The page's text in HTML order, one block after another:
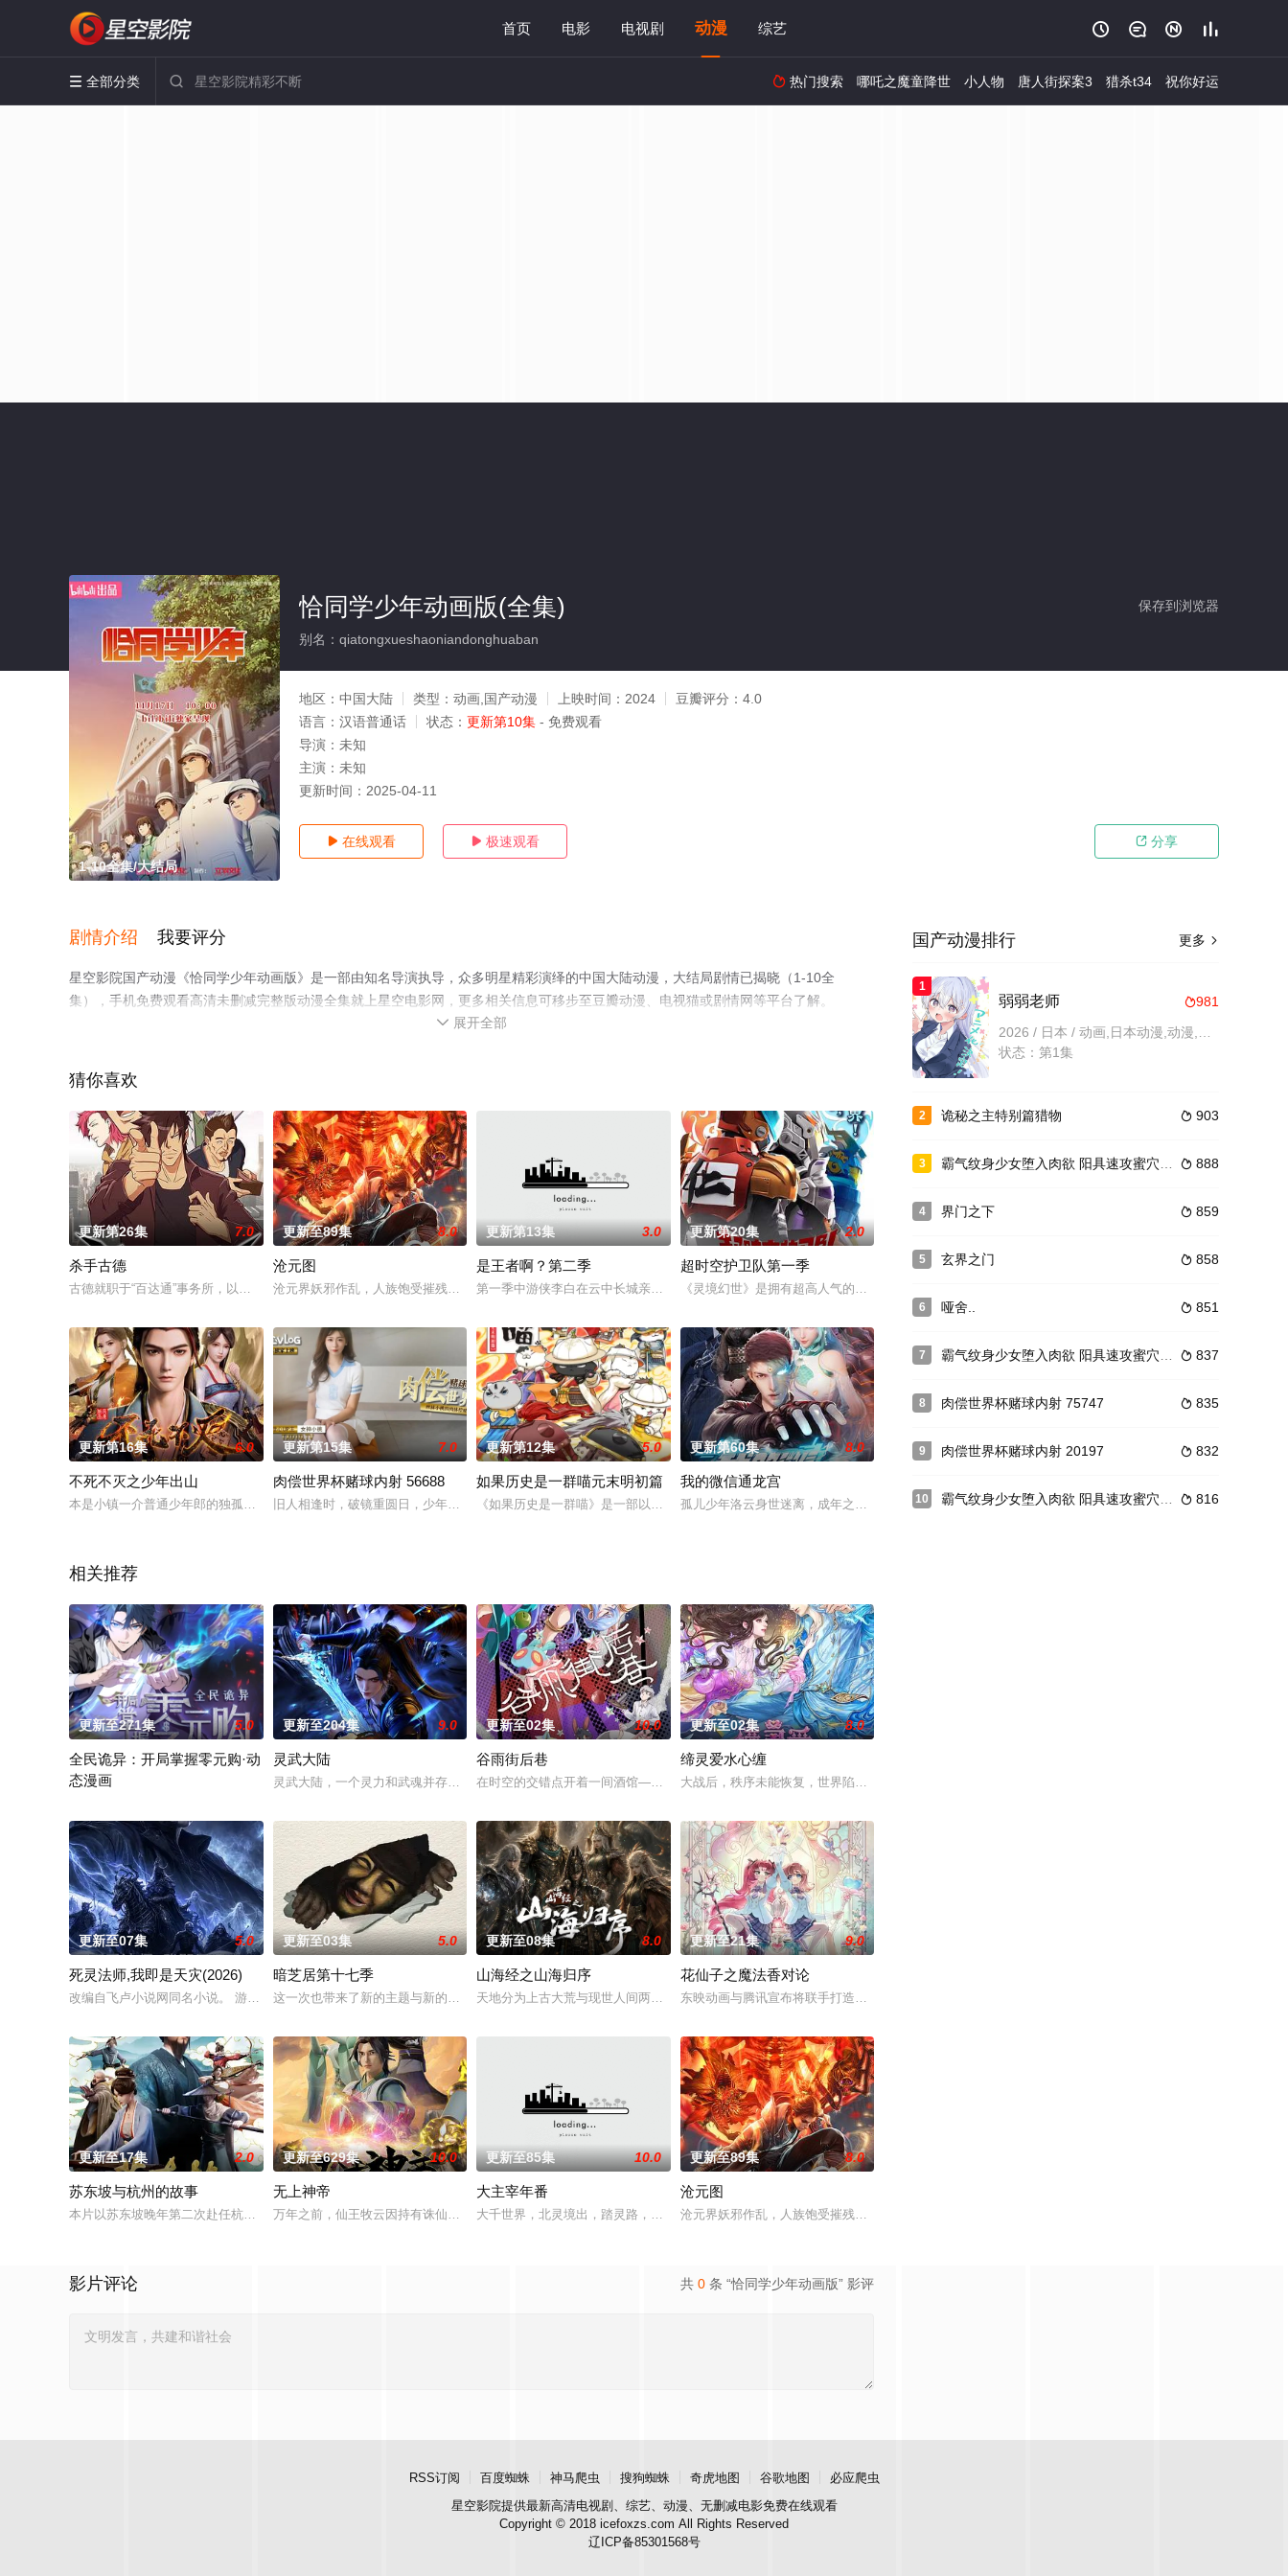
首页 电影 电视剧 动漫 综艺    
 全部分类   热门搜索 哪吒之魔童降世 小人物 唐人街探案3 猎杀t34 祝你好运
1-10全集/大结局
保存到浏览器
恰同学少年动画版(全集)
别名：qiatongxueshaoniandonghuaban
地区： 中国大陆 类型： 动画,国产动漫 上映时间： 2024 豆瓣评分： 4.0
语言： 汉语普通话 状态： 更新第10集 - 免费观看
导演： 未知
主演： 未知
更新时间： 2025-04-11
 在线观看  极速观看  分享
剧情介绍 我要评分
星空影院国产动漫《恰同学少年动画版》是一部由知名导演执导，众多明星精彩演绎的中国大陆动漫，大结局剧情已揭晓（1-10全
集），手机免费观看高清未删减完整版动漫全集就上星空电影网，更多相关信息可移步至豆瓣动漫、电视猫或剧情网等平台了解。
 展开全部
猜你喜欢
更新第26集 7.0
杀手古德
古德就职于“百达通”事务所，以承接客户委托，赚取报酬为生。因为他以及他的傻白甜小弟苏拉总是把任务搞砸，导致被吐
更新至89集 8.0
沧元图
沧元界妖邪作乱，人族饱受摧残，主角孟川自小立下为母复仇的誓言，以镜湖道院为起点，凭借坚毅无畏的心志与利落果决的
更新第13集 3.0
是王者啊？第二季
第一季中游侠李白在云中长城亲眼见证了守卫军们的故事，目睹了在艰苦条件下也依旧坚守己任、团结友爱的他们所经历的每
更新第20集 2.0
超时空护卫队第一季
《灵境幻世》是拥有超高人气的虚拟现实游戏，其开发者卢危达来自未来。卢危达在未来世界因为诈骗罪而被
更新第16集 6.0
不死不灭之少年出山
本是小镇一介普通少年郎的独孤败天，一心寻求武学真谛，却为人算计遭受情劫，被迫卷入武林纷争，因魔的身份为世人所误
更新第15集 7.0
肉偿世界杯赌球内射 56688
旧人相逢时，破镜重圆日，少年郎归缚青梅，万般思量情难断，禁忌缱绻，暧昧缠绵
更新第12集 5.0
如果历史是一群喵元末明初篇
《如果历史是一群喵》是一部以华夏历史为主线的非严谨萌系动画，作品以风趣幽默的语言对历史事件进行了重新解读，更容
更新第60集 8.0
我的微信通龙宫
孤儿少年洛云身世迷离，成年之际意外被拉入“东海龙宫聊天群”，从群里仙友那换得修炼秘籍之后修为大涨，自
相关推荐
更新至271集 5.0
全民诡异：开局掌握零元购·动
态漫画
更新至204集 9.0
灵武大陆
灵武大陆，一个灵力和武魂并存的世界，灵修一念动山河，武者徒手撕天地。星辰镇昔日天才辰天，十岁后武魂沉寂、灵海枯
更新至02集 10.0
谷雨街后巷
在时空的交错点开着一间酒馆——谷雨街后巷。 无论城市的角落，还是繁星坠落的荒漠， 穿过现实的迷宫，欢迎光临“谷
更新至02集 8.0
缔灵爱水心缠
大战后，秩序未能恢复，世界陷入混乱。混沌从深渊崛起，黑暗如潮水般吞噬大地……缔默完成了命运的蜕
更新至07集 5.0
死灵法师,我即是天灾(2026)
改编自飞卢小说网同名小说。 游戏降临现实，世界规则颠覆，人类进入全民转职时代。 机遇之下暗流汹涌，深渊的魔族和
更新至03集 5.0
暗芝居第十七季
这一次也带来了新的主题与新的恐怖演出，充满了令人脊背发凉的故事。负责演唱片尾主题曲的二人歌谣组合“风轮”也会以
更新至08集 8.0
山海经之山海归序
天地分为上古大荒与现世人间两界，由太极壁垒相隔，域外虚无异境滋生侵蚀神魂、扰乱秩序的暗紫色暗力；天地遴选十二山
更新至21集 9.0
花仙子之魔法香对论
东映动画与腾讯宣布将联手打造『花仙子』全新动画 新作将继承经典、结合潮流、呈现崭新的花仙子世界。
更新至17集 2.0
苏东坡与杭州的故事
本片以苏东坡晚年第二次赴任杭州，与老友佛印（一心想将苏东坡渡入佛门）、辽国女粉丝耶律云（原型为高丽使者之子金富
更新至629集 10.0
无上神帝
万年之前，仙王牧云因持有诛仙图而遭人暗算，残魂沉睡万年之后，在天运大陆南云帝国有名的“废物牧云”身上觉醒。牧云
更新至85集 10.0
大主宰年番
大千世界，北灵境出，踏灵路，伐罗天，剑斩诛邪永定乾坤，万道争锋吾为主率! 天蚕土豆内容监制，爱奇艺全网独播。
更新至89集 8.0
沧元图
沧元界妖邪作乱，人族饱受摧残，主角孟川自小立下为母复仇的誓言，以镜湖道院为起点，凭借坚毅无畏的心
共 0 条 “恰同学少年动画版” 影评
影片评论
更多 
国产动漫排行
1
981
弱弱老师
状态：第1集
2  903
诡秘之主特别篇猎物
3  888
霸气纹身少女堕入肉欲 阳具速攻蜜穴淫浆溢出 美妙潮吹N+1次 28811
4  859
界门之下
5  858
玄界之门
6  851
哑舍..
7  837
霸气纹身少女堕入肉欲 阳具速攻蜜穴淫浆溢出 美妙潮吹N+1次 56529
8  835
肉偿世界杯赌球内射 75747
9  832
肉偿世界杯赌球内射 20197
10  816
霸气纹身少女堕入肉欲 阳具速攻蜜穴淫浆溢出 美妙潮吹N+1次 69975
RSS订阅 百度蜘蛛 神马爬虫 搜狗蜘蛛 奇虎地图 谷歌地图
必应爬虫
星空影院提供最新高清电视剧、综艺、动漫、无删减电影免费在线观看
Copyright © 2018 icefoxzs.com All Rights Reserved
辽ICP备85301568号